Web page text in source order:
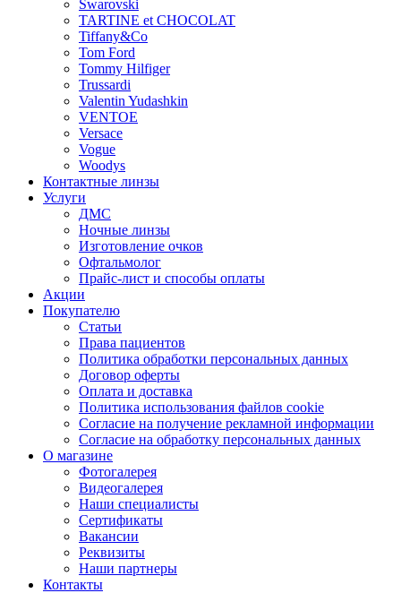
Swarovski
TARTINE et CHOCOLAT
Tiffany&Co
Tom Ford
Tommy Hilfiger
Trussardi
Valentin Yudashkin
VENTOE
Versace
Vogue
Woodys
Контактные линзы
Услуги
ДМС
Ночные линзы
Изготовление очков
Офтальмолог
Прайс-лист и способы оплаты
Акции
Покупателю
Статьи
Права пациентов
Политика обработки персональных данных
Договор оферты
Оплата и доставка
Политика использования файлов cookie
Согласие на получение рекламной информации
Согласие на обработку персональных данных
О магазине
Фотогалерея
Видеогалерея
Наши специалисты
Сертификаты
Вакансии
Реквизиты
Наши партнеры
Контакты